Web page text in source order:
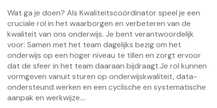
Wat ga je doen? Als Kwaliteitscoördinator speel je een
cruciale rol in het waarborgen en verbeteren van de
kwaliteit van ons onderwijs. Je bent verantwoordelijk
voor: Samen met het team dagelijks bezig om het
onderwijs op een hoger niveau te tillen en zorgt ervoor
dat de sfeer in het team daaraan bijdraagt.Je rol kunnen
vormgeven vanuit sturen op onderwijskwaliteit, data-
ondersteund werken en een cyclische en systematische
aanpak en werkwijze....